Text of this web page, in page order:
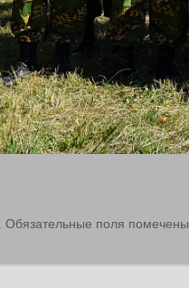
Обязательные поля помечены